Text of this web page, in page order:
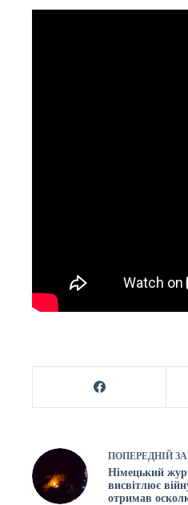
ПОПЕРЕДНІЙ
Німецький
висвітлює
отримав